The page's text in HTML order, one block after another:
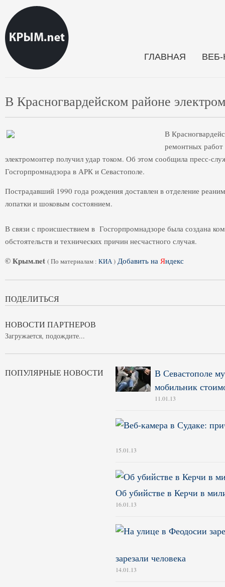
ГЛАВНАЯ
В Красногвардейском районе
В
ремонтных
электромонтер получил удар током. Об этом сообщила пресс-
Госгорпромнадзора в АРК и Севастополе.
Пострадавший 1990 года рождения доставлен в отделение
лопатки и шоковым состоянием.
В связи с происшествием в Госгорпромнадзоре была создана
обстоятельств и технических причин несчастного случая.
© Крым.net (По материалам : КИА) Добавить на Яндекс
ПОДЕЛИТЬСЯ
НОВОСТИ ПАРТНЕРОВ
Загружается, подождите...
ПОПУЛЯРНЫЕ НОВОСТИ
В Севастополе
мобильник
11.01.13
15.01.13
Об убийстве в Керчи в
16.01.13
зарезали человека
14.01.13